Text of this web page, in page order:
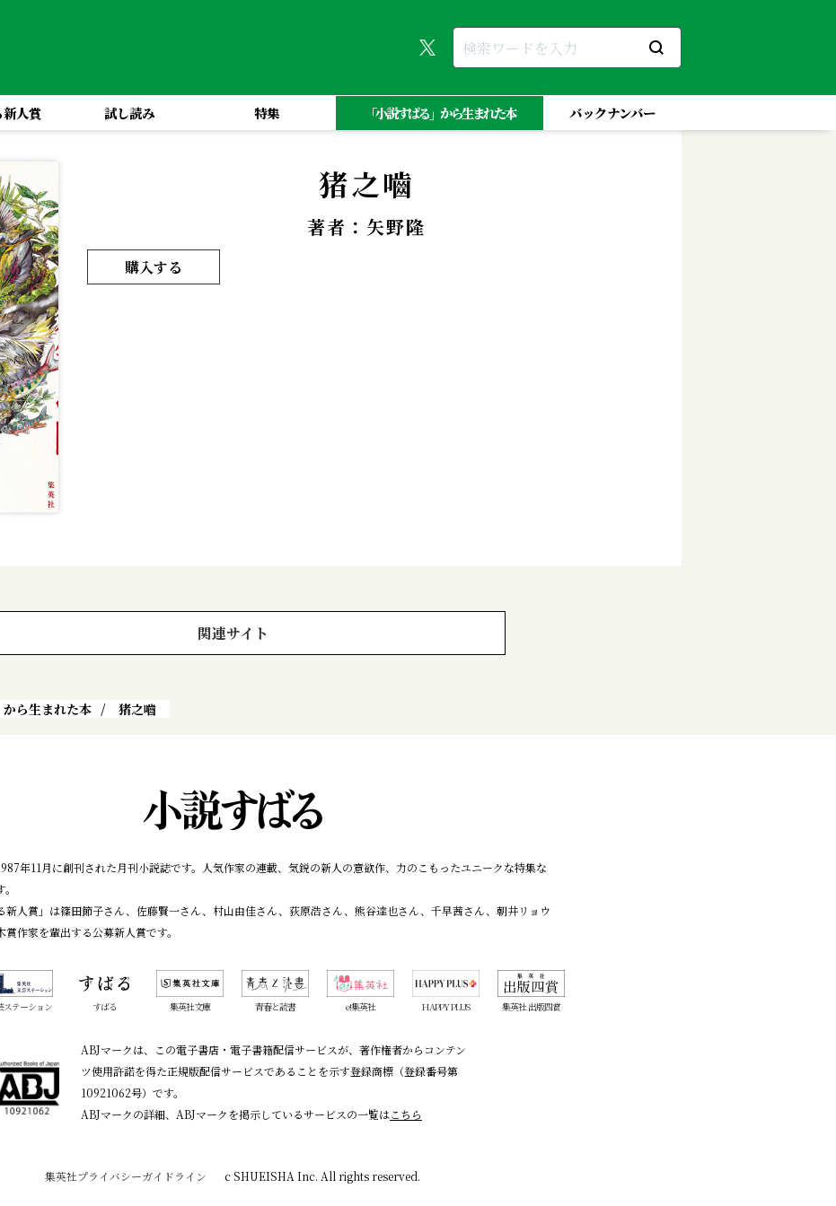
人賞 試し読み 特集 「小説すばる」から生まれた本 バックナンバー
猪之嚙
著者：矢野隆
購入する
関連サイト
から生まれた本 猪之嚙
年11月に創刊された月刊小説誌です。人気作家の連載、気鋭の新人の意欲作、力のこもったユニークな特集な
新人賞」は篠田節子さん、佐藤賢一さん、村山由佳さん、荻原浩さん、熊谷達也さん、千早茜さん、朝井リョウ
作家を輩出する公募新人賞です。
ステーション すばる 集英社文庫 青春と読書 e!集英社 HAPPY PLUS 集英社 出版四賞
ABJマークは、この電子書店・電子書籍配信サービスが、著作権者からコンテン
ツ使用許諾を得た正規版配信サービスであることを示す登録商標（登録番号第
10921062号）です。
ABJマークの詳細、ABJマークを掲示しているサービスの一覧はこちら
集英社プライバシーガイドライン c SHUEISHA Inc. All rights reserved.